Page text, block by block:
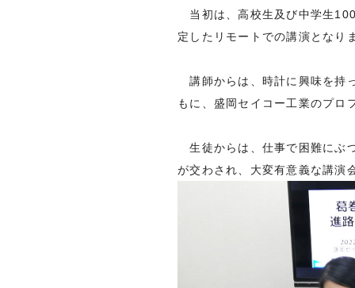
当初は、高校生及び中学生
定したリモートでの講演となり
講師からは、時計に興味を持
もに、盛岡セイコー工業のプロ
生徒からは、仕事で困難にぶ
が交わされ、大変有意義な講演